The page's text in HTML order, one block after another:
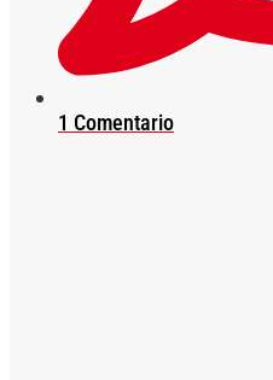
1 Comentario